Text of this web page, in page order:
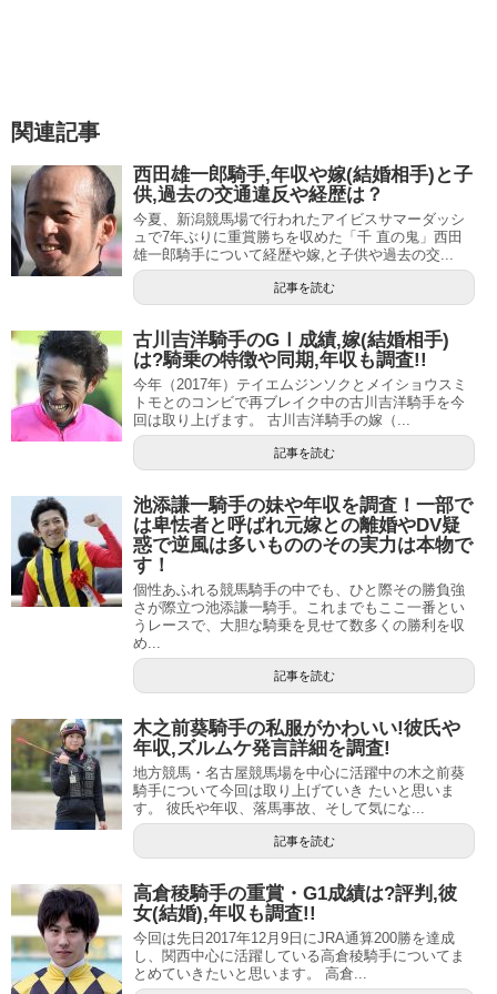
福永祐一騎手はJRAの競馬学校騎手過程第12期生として、
1996年に騎手デビューしました。
競馬学校騎手過程への応募資格は、中学を卒業した時点で
得られるので、騎手志望の場合はたいてい中学を卒業後す
ぐに受験することが多いのですが、福永騎手は入学テスト
の直前に骨折して受験できなかったため、いったん高校へ
進学し翌年再受験するという珍しいケース となりました。
その同期生には和田竜二騎手をはじめとする個性的な面々
が集っていたことから「花の12期生」と呼ばれ、デビュー
前から異常な程の注目を集めていましたが、福永騎手はそ
のプレッシャーに負けることなく、デビュー戦で初勝利、
さらに2戦目でも勝利し、2連勝を飾りました。デビュー戦
からの連勝は長い日本競馬の歴史においても、福永祐一騎
手を含めて2人しか達成したことのない大記録です。
天才の息子としてふさわしいデビューを飾った福永騎手
は、その勢いのまま初年度から53勝をマークし、JRA賞最
多勝利新人騎手を受賞しました。新人騎手が初年度から50
勝以上したのは武豊騎手以来2人目で、それ以降も2017年
時点では三浦皇成騎手が2008年に達成しただけと、こちら
も大記録となりました。
関連記事
西田雄一郎騎手,年収や嫁(結婚相手)と子
供,過去の交通違反や経歴は？
今夏、新潟競馬場で行われたアイビスサマーダッシ
ュで7年ぶりに重賞勝ちを収めた「千 直の鬼」西田
雄一郎騎手について経歴や嫁,と子供や過去の交...
記事を読む
古川吉洋騎手のGⅠ成績,嫁(結婚相手)
は?騎乗の特徴や同期,年収も調査!!
今年（2017年）テイエムジンソクとメイショウスミ
トモとのコンビで再ブレイク中の古川吉洋騎手を今
回は取り上げます。 古川吉洋騎手の嫁（...
記事を読む
池添謙一騎手の妹や年収を調査！一部で
は卑怯者と呼ばれ元嫁との離婚やDV疑
惑で逆風は多いもののその実力は本物で
す！
個性あふれる競馬騎手の中でも、ひと際その勝負強
さが際立つ池添謙一騎手。これまでもここ一番とい
うレースで、大胆な騎乗を見せて数多くの勝利を収
め...
記事を読む
木之前葵騎手の私服がかわいい!彼氏や
年収,ズルムケ発言詳細を調査!
地方競馬・名古屋競馬場を中心に活躍中の木之前葵
騎手について今回は取り上げていき たいと思いま
す。 彼氏や年収、落馬事故、そして気にな...
記事を読む
高倉稜騎手の重賞・G1成績は?評判,彼
女(結婚),年収も調査!!
今回は先日2017年12月9日にJRA通算200勝を達成
し、関西中心に活躍している高倉稜騎手についてま
とめていきたいと思います。 高倉...